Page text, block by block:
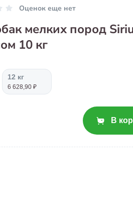
Оценок еще нет
мелких пород
10 кг
12 кг
6 628,90 ₽
В